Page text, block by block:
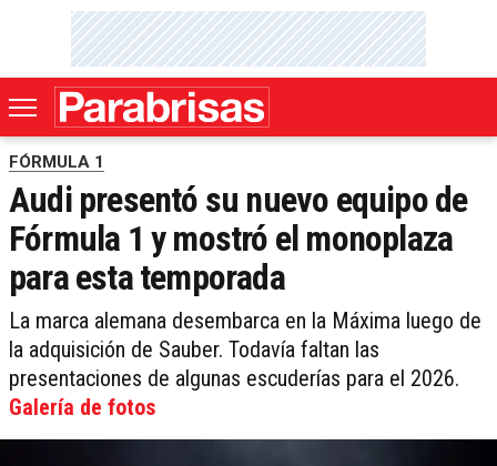
FÓRMULA 1
Audi presentó su nuevo equipo de
Fórmula 1 y mostró el monoplaza
para esta temporada
La marca alemana desembarca en la Máxima luego de
la adquisición de Sauber. Todavía faltan las
presentaciones de algunas escuderías para el 2026.
Galería de fotos